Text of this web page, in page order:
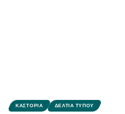
ΚΑΣΤΟΡΙΆ ΔΕΛΤΊΑ ΤΎΠΟΥ